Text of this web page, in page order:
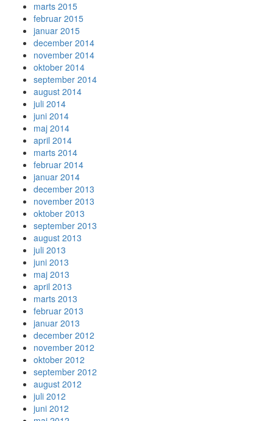
marts 2015
februar 2015
januar 2015
december 2014
november 2014
oktober 2014
september 2014
august 2014
juli 2014
juni 2014
maj 2014
april 2014
marts 2014
februar 2014
januar 2014
december 2013
november 2013
oktober 2013
september 2013
august 2013
juli 2013
juni 2013
maj 2013
april 2013
marts 2013
februar 2013
januar 2013
december 2012
november 2012
oktober 2012
september 2012
august 2012
juli 2012
juni 2012